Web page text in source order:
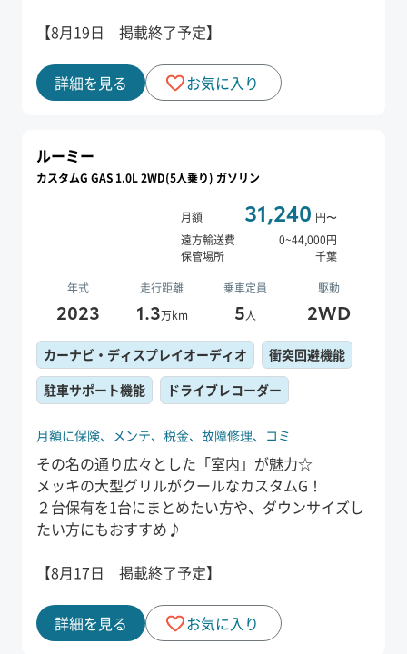
【8月19日 掲載終了予定】
詳細を見る お気に入り
ルーミー
カスタムG GAS 1.0L 2WD(5人乗り) ガソリン
月額 31,240 円〜
遠方輸送費
0~44,000円
保管場所
千葉
年式 走行距離 乗車定員 駆動
2023 1.3万km 5人 2WD
月額に保険、 メンテ、 税金、 故障修理、 コミ
その名の通り広々とした「室内」が魅力☆
メッキの大型グリルがクールなカスタムG！
２台保有を1台にまとめたい方や、ダウンサイズし
たい方にもおすすめ♪
【8月17日 掲載終了予定】
カーナビ・ディスプレイオーディオ
衝突回避機能
駐車サポート機能
ドライブレコーダー
詳細を見る お気に入り